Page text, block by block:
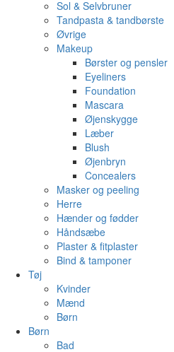
Sol & Selvbruner
Tandpasta & tandbørste
Øvrige
Makeup
Børster og pensler
Eyeliners
Foundation
Mascara
Øjenskygge
Læber
Blush
Øjenbryn
Concealers
Masker og peeling
Herre
Hænder og fødder
Håndsæbe
Plaster & fitplaster
Bind & tamponer
Tøj
Kvinder
Mænd
Børn
Børn
Bad